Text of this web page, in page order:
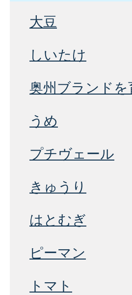
大豆
しいたけ
奥州ブランド
うめ
プチヴェール
きゅうり
はとむぎ
ピーマン
トマト